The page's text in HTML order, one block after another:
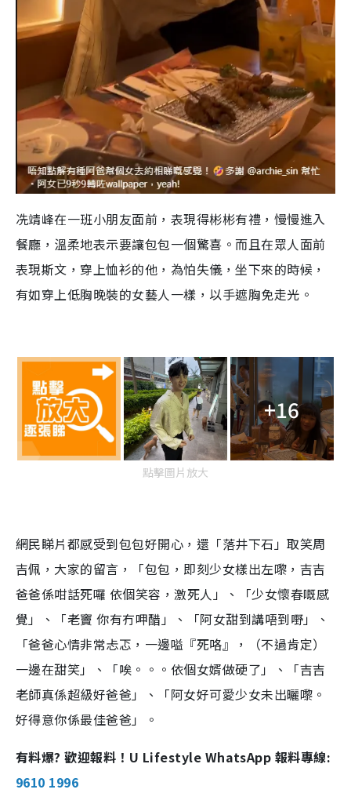
冼靖峰在一班小朋友面前，表現得彬彬有禮，慢慢進入
餐廳，溫柔地表示要讓包包一個驚喜。而且在眾人面前
表現斯文，穿上恤衫的他，為怕失儀，坐下來的時候，
有如穿上低胸晚裝的女藝人一樣，以手遮胸免走光。
+16
點擊圖片放大
網民睇片都感受到包包好開心，還「落井下石」取笑周
吉佩，大家的留言，「包包，即刻少女樣出左嚟，吉吉
爸爸係咁話死囉 依個笑容，激死人」、「少女懷春嘅感
覺」、「老竇 你有冇呷醋」、「阿女甜到講唔到嘢」、
「爸爸心情非常忐忑，一邊嗌『死咯』，（不過肯定）
一邊在甜笑」、「唉。。。依個女婿做硬了」、「吉吉
老師真係超級好爸爸」、「阿女好可愛少女未出曬嚟。
好得意你係最佳爸爸」。
有料爆? 歡迎報料！U Lifestyle WhatsApp 報料專線:
9610 1996